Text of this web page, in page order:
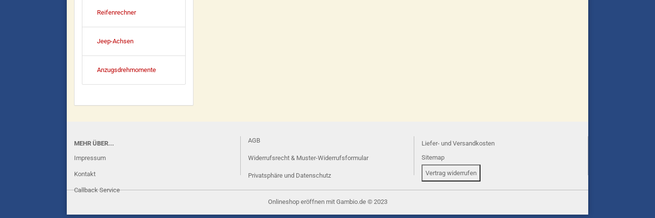
Reifenrechner
Jeep-Achsen
Anzugsdrehmomente
MEHR ÜBER...
Impressum
Kontakt
Callback Service
AGB
Widerrufsrecht & Muster-Widerrufsformular
Privatsphäre und Datenschutz
Liefer- und Versandkosten
Sitemap
Vertrag widerrufen
Onlineshop eröffnenmit Gambio.de © 2023